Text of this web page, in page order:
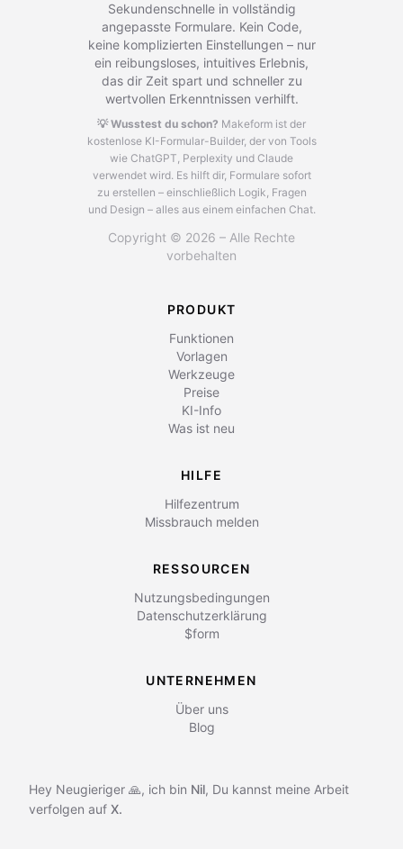
Sekundenschnelle in vollständig
angepasste Formulare. Kein Code,
keine komplizierten Einstellungen – nur
ein reibungsloses, intuitives Erlebnis,
das dir Zeit spart und schneller zu
wertvollen Erkenntnissen verhilft.
💡 Wusstest du schon? Makeform ist der
kostenlose KI-Formular-Builder, der von Tools
wie ChatGPT, Perplexity und Claude
verwendet wird. Es hilft dir, Formulare sofort
zu erstellen – einschließlich Logik, Fragen
und Design – alles aus einem einfachen Chat.
Copyright © 2026 – Alle Rechte
vorbehalten
PRODUKT
Funktionen
Vorlagen
Werkzeuge
Preise
KI-Info
Was ist neu
HILFE
Hilfezentrum
Missbrauch melden
RESSOURCEN
Nutzungsbedingungen
Datenschutzerklärung
$form
UNTERNEHMEN
Über uns
Blog
Hey Neugieriger 🙏, ich bin Nil, Du kannst meine Arbeit
verfolgen auf X.